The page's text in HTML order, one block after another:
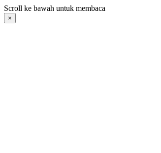
Langsung
ke
konten
Scroll ke bawah untuk membaca
×